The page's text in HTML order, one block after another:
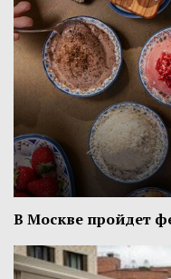
В Москве пройдет